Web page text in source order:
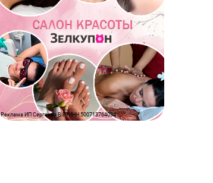
Реклама ИП Сергеева В.В. ИНН 500713764034